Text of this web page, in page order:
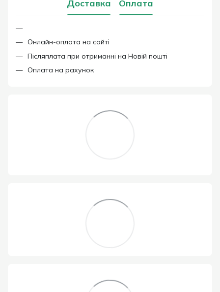
Доставка Оплата
Онлайн-оплата на сайті
Післяплата при отриманні на Новій пошті
Оплата на рахунок